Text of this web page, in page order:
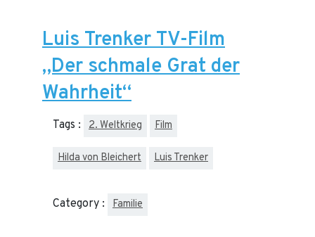
Luis Trenker TV-Film
„Der schmale Grat der
Wahrheit“
Tags : 2. Weltkrieg Film
Hilda von Bleichert Luis Trenker
Category : Familie